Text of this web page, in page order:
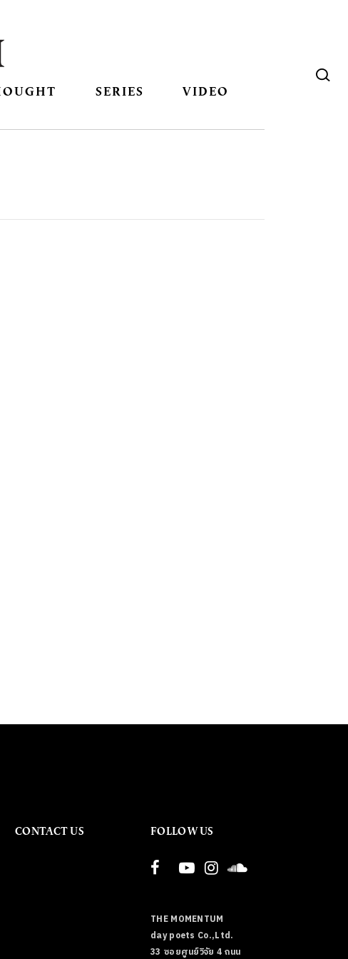
SERIES VIDEO
CONTACT US FOLLOW US
THE MOMENTUM
day poets Co.,Ltd.
33 ซอยศูนย์วิจัย 4 ถนน